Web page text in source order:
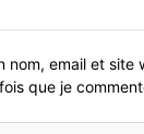
nom, email et
que je